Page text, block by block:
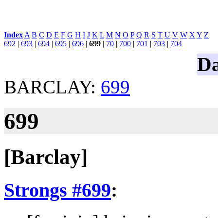
Index: A B C D E F G H I J K L M N O P Q R S T U V W X Y Z
692 | 693 | 694 | 695 | 696 | 699 | 70 | 700 | 701 | 703 | 704
BARCLAY: 699
699
[Barclay]
Strongs #699: